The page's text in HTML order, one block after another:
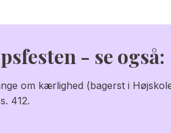
- se også:
om kærlighed (bagerst i
412.